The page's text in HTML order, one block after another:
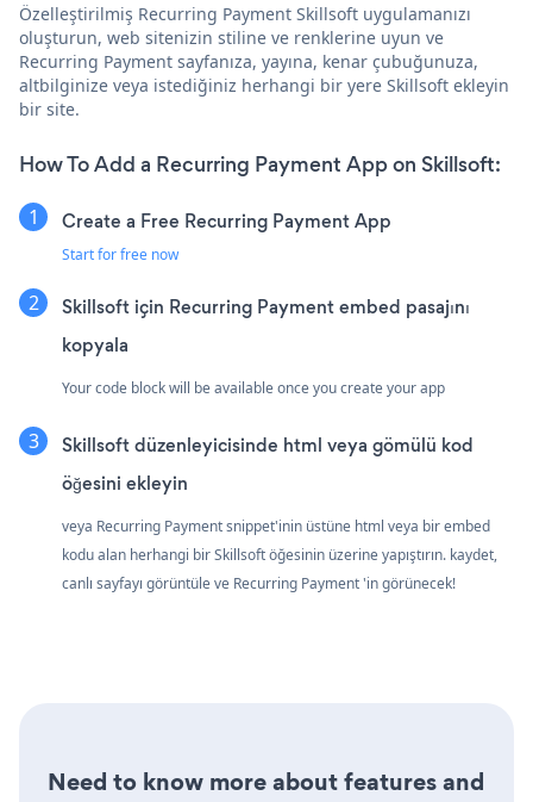
Özelleştirilmiş Recurring Payment Skillsoft uygulamanızı
oluşturun, web sitenizin stiline ve renklerine uyun ve
Recurring Payment sayfanıza, yayına, kenar çubuğunuza,
altbilginize veya istediğiniz herhangi bir yere Skillsoft ekleyin
bir site.
How To Add a Recurring Payment App on Skillsoft:
Create a Free Recurring Payment App
Start for free now
Skillsoft için Recurring Payment embed pasajını
kopyala
Your code block will be available once you create your app
Skillsoft düzenleyicisinde html veya gömülü kod
öğesini ekleyin
veya Recurring Payment snippet'inin üstüne html veya bir embed
kodu alan herhangi bir Skillsoft öğesinin üzerine yapıştırın. kaydet,
canlı sayfayı görüntüle ve Recurring Payment 'in görünecek!
Need to know more about features and